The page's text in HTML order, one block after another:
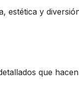
estética y
que